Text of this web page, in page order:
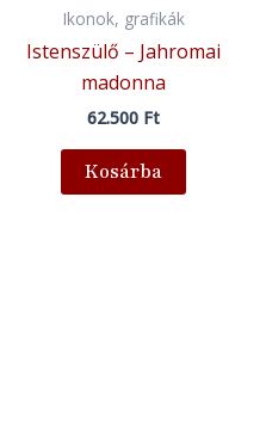
Ikonok, grafikák
Istenszülő – Jahromai
madonna
62.500 Ft
Kosárba